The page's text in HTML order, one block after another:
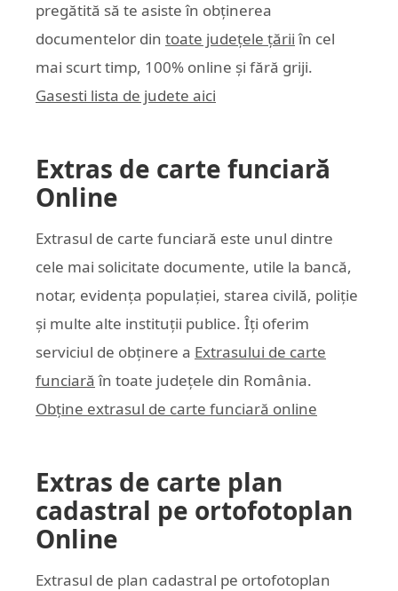
pregătită să te asiste în obținerea
documentelor din toate județele țării în cel
mai scurt timp, 100% online și fără griji.
Gasesti lista de judete aici
Extras de carte funciară
Online
Extrasul de carte funciară este unul dintre
cele mai solicitate documente, utile la bancă,
notar, evidența populației, starea civilă, poliție
și multe alte instituții publice. Îți oferim
serviciul de obținere a Extrasului de carte
funciară în toate județele din România.
Obține extrasul de carte funciară online
Extras de carte plan
cadastral pe ortofotoplan
Online
Extrasul de plan cadastral pe ortofotoplan